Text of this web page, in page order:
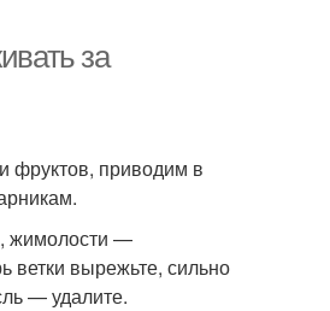
за
фруктов, приводим в
жимолости —
ветки вырежьте, сильно
— удалите.